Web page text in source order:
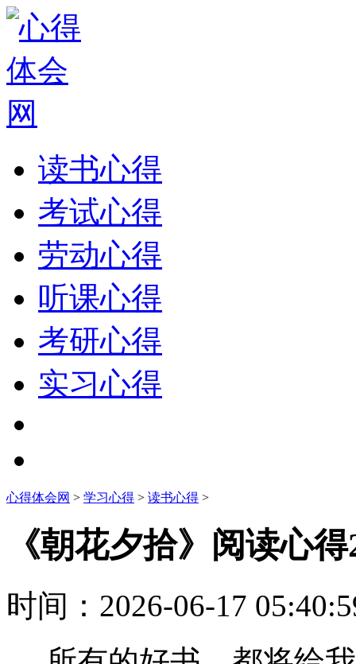
读书心得
考试心得
劳动心得
听课心得
考研心得
实习心得
心得体会网 > 学习心得 > 读书心得 >
《朝花夕拾》阅读心
时间： 2026-06-17